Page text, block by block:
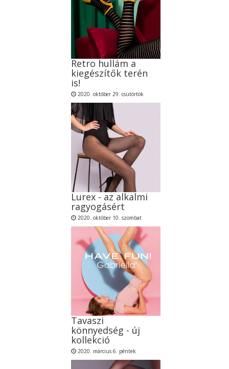
Retro hullám a
kiegészítők terén
is!
2020. október 29. csütörtök
Lurex - az alkalmi
ragyogásért
2020. október 10. szombat
Tavaszi
könnyedség - új
kollekció
2020. március 6. péntek